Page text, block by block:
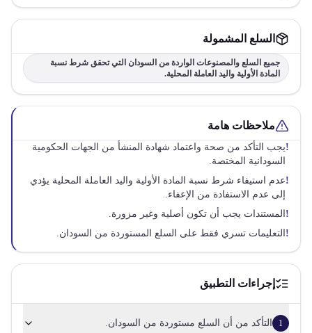
السلع المشمولة
جميع السلع والمصنوعات الواردة من السودان التي تحقق شرط نسبة
المادة الأولية واليد العاملة المحلية.
ملاحظات هامة
!يجب التأكد من صحة واعتماد شهادة المنشأ من الجهات الحكومية
السودانية المختصة.
!عدم استيفاء شرط نسبة المادة الأولية واليد العاملة المحلية يؤدي
إلى عدم الاستفادة من الإعفاء.
! المستندات يجب أن تكون أصلية وغير مزورة.
! التعليمات تسري فقط على السلع المستوردة من السودان.
إجراءات التطبيق
1 التأكد من أن السلع مستوردة من السودان.